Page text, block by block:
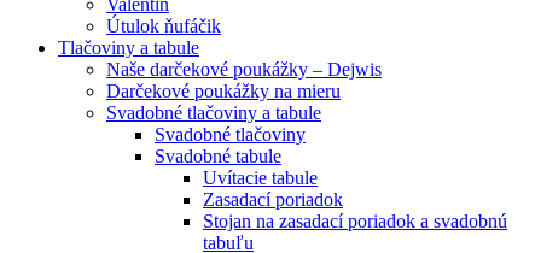
Valentín
Útulok ňufáčik
Tlačoviny a tabule
Naše darčekové poukážky – Dejwis
Darčekové poukážky na mieru
Svadobné tlačoviny a tabule
Svadobné tlačoviny
Svadobné tabule
Uvítacie tabule
Zasadací poriadok
Stojan na zasadací poriadok a svadobnú
tabuľu